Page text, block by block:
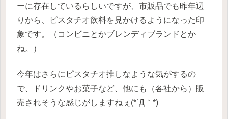
ーに存在しているらしいですが、市販品でも昨年辺
りから、ピスタチオ飲料を見かけるようになった印
象です。（コンビニとかブレンディブランドとか
ね。）
今年はさらにピスタチオ推しなような気がするの
で、ドリンクやお菓子など、他にも（各社から）販
売されそうな感じがしますねぇ(*´Д｀*)